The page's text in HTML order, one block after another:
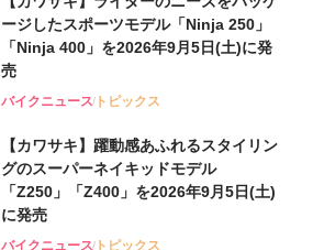
ージしたスポーツモデル「Ninja 250」
「Ninja 400」を2026年9月5日(土)に発
売
バイクニューストピックス
【カワサキ】躍動感あふれるスタイリン
グのスーパーネイキッドモデル
「Z250」「Z400」を2026年9月5日(土)
に発売
バイクニューストピックス